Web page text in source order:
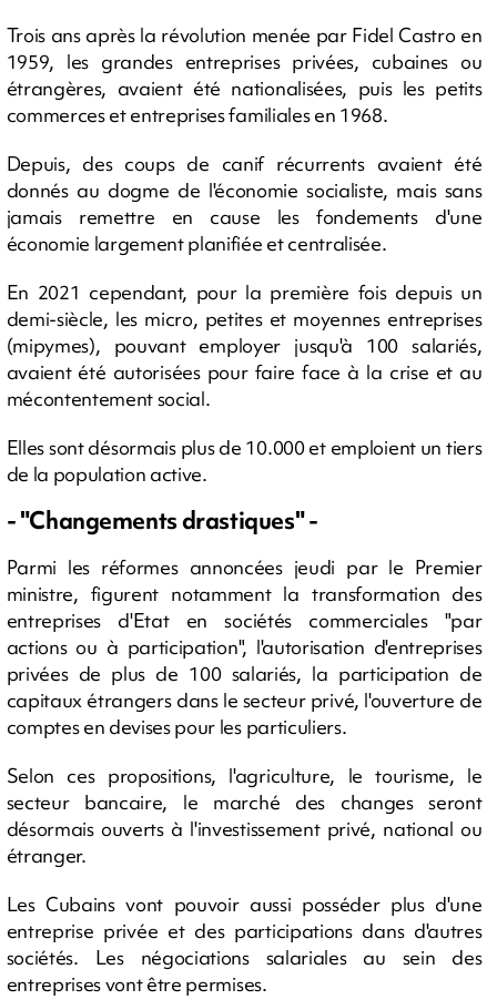
Trois ans après la révolution menée par Fidel Castro en
1959, les grandes entreprises privées, cubaines ou
étrangères, avaient été nationalisées, puis les petits
commerces et entreprises familiales en 1968.
Depuis, des coups de canif récurrents avaient été
donnés au dogme de l'économie socialiste, mais sans
jamais remettre en cause les fondements d'une
économie largement planifiée et centralisée.
En 2021 cependant, pour la première fois depuis un
demi-siècle, les micro, petites et moyennes entreprises
(mipymes), pouvant employer jusqu'à 100 salariés,
avaient été autorisées pour faire face à la crise et au
mécontentement social.
Elles sont désormais plus de 10.000 et emploient un tiers
de la population active.
- "Changements drastiques" -
Parmi les réformes annoncées jeudi par le Premier
ministre, figurent notamment la transformation des
entreprises d'Etat en sociétés commerciales "par
actions ou à participation", l'autorisation d'entreprises
privées de plus de 100 salariés, la participation de
capitaux étrangers dans le secteur privé, l'ouverture de
comptes en devises pour les particuliers.
Selon ces propositions, l'agriculture, le tourisme, le
secteur bancaire, le marché des changes seront
désormais ouverts à l'investissement privé, national ou
étranger.
Les Cubains vont pouvoir aussi posséder plus d'une
entreprise privée et des participations dans d'autres
sociétés. Les négociations salariales au sein des
entreprises vont être permises.